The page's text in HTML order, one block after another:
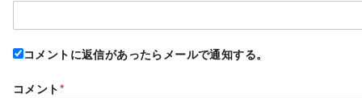
コメントに返信があったらメールで通知する。
コメント*